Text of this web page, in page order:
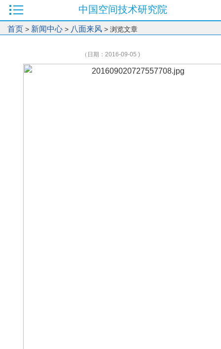
中国空间技术研究院
首页 > 新闻中心 > 八面来风 > 浏览文章
（日期：2016-09-05 )